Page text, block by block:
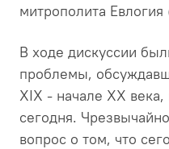
митрополита Евлогия
В ходе дискуссии
проблемы,
XIX - начале XX века,
сегодня.
вопрос о том, что